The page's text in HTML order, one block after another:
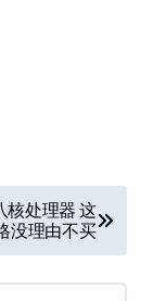
核处理器 这
没理由不买